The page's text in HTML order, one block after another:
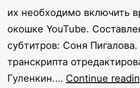
их необходимо включить
окошке YouTube.
субтитров: Соня Пигалова.
транскрипта
Гуленкин.… Continue